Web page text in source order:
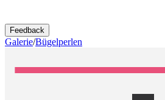
Feedback
Galerie/Bügelperlen